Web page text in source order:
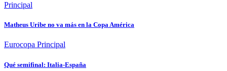
Principal
Matheus Uribe no va más en la Copa América
Eurocopa Principal
Qué semifinal: Italia-España